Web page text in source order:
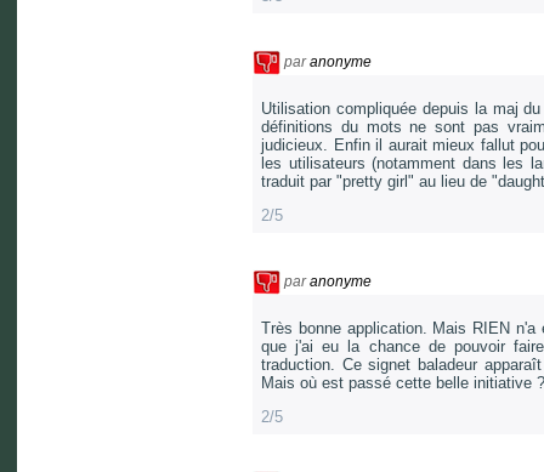
paranonyme
Utilisation compliquée depuis la maj
définitions du mots ne sont pas
judicieux. Enfin il aurait mieux fallut
les utilisateurs (notamment dans les
traduit par "pretty girl" au lieu de
2/5
paranonyme
Très bonne application. Mais RIEN
que j'ai eu la chance de pouvoir
traduction. Ce signet baladeur
Mais où est passé cette belle initiative ?
2/5